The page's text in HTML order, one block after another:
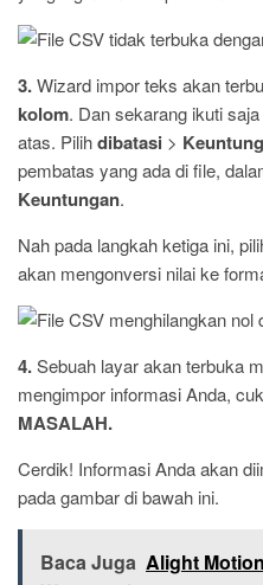
3.Wizard impor teks akan
kolom. Dan sekarang ikuti
atas. Pilihdibatasi >
pembatas yang ada di file,
Keuntungan.
Nah pada langkah ketiga ini,
akan mengonversi nilai ke
4.Sebuah layar akan terbuka
mengimpor informasi Anda,
MASALAH.
Cerdik! Informasi Anda akan
pada gambar di bawah ini.
Baca Juga Alight